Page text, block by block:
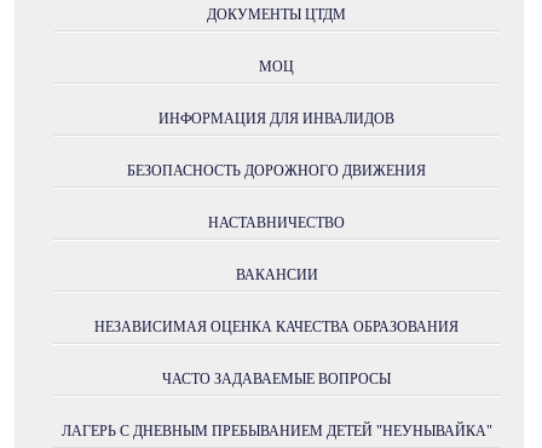
ДОКУМЕНТЫ ЦТДМ
МОЦ
ИНФОРМАЦИЯ ДЛЯ ИНВАЛИДОВ
БЕЗОПАСНОСТЬ ДОРОЖНОГО ДВИЖЕНИЯ
НАСТАВНИЧЕСТВО
ВАКАНСИИ
НЕЗАВИСИМАЯ ОЦЕНКА КАЧЕСТВА ОБРАЗОВАНИЯ
ЧАСТО ЗАДАВАЕМЫЕ ВОПРОСЫ
ЛАГЕРЬ С ДНЕВНЫМ ПРЕБЫВАНИЕМ ДЕТЕЙ "НЕУНЫВАЙКА"